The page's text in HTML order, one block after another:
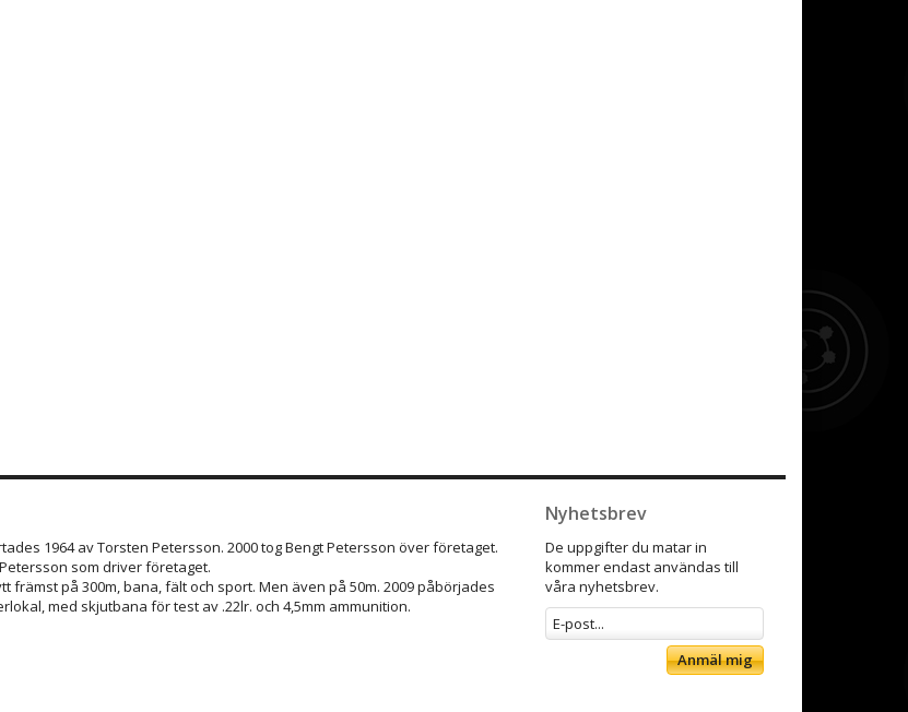
Nyhetsbrev
De uppgifter du matar in
kommer endast användas till
våra nyhetsbrev.
Anmäl mig
1964 av Torsten Petersson. 2000 tog Bengt Petersson över företaget.
som driver företaget.
främst på 300m, bana, fält och sport. Men även på 50m. 2009 påbörjades
med skjutbana för test av .22lr. och 4,5mm ammunition.